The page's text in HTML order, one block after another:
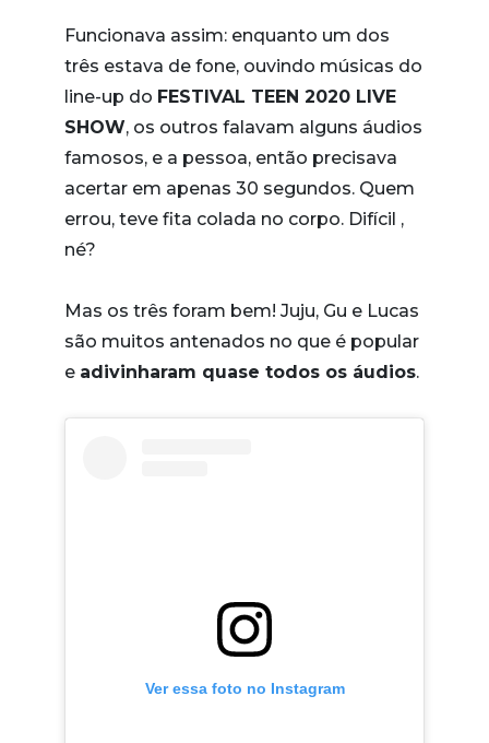
Funcionava assim: enquanto um dos
três estava de fone, ouvindo músicas do
line-up do FESTIVAL TEEN 2020 LIVE
SHOW, os outros falavam alguns áudios
famosos, e a pessoa, então precisava
acertar em apenas 30 segundos. Quem
errou, teve fita colada no corpo. Difícil ,
né?
Mas os três foram bem! Juju, Gu e Lucas
são muitos antenados no que é popular
e adivinharam quase todos os áudios.
Ver essa foto no Instagram